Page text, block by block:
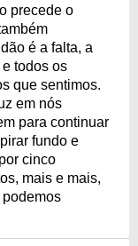
precede o
é a falta, a
todos os
que sentimos.
em nós
para continuar
fundo e
cinco
mais e mais,